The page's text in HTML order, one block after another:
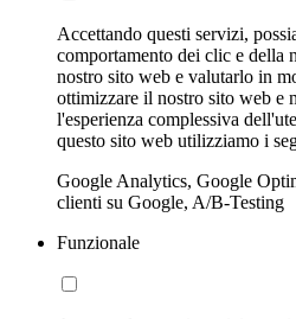
Accettando questi servizi,
comportamento dei clic e della
nostro sito web e valutarlo in
ottimizzare il nostro sito web e
l'esperienza complessiva
questo sito web utilizziamo i
Google Analytics, Google
clienti su Google, A/B-Testing
Funzionale